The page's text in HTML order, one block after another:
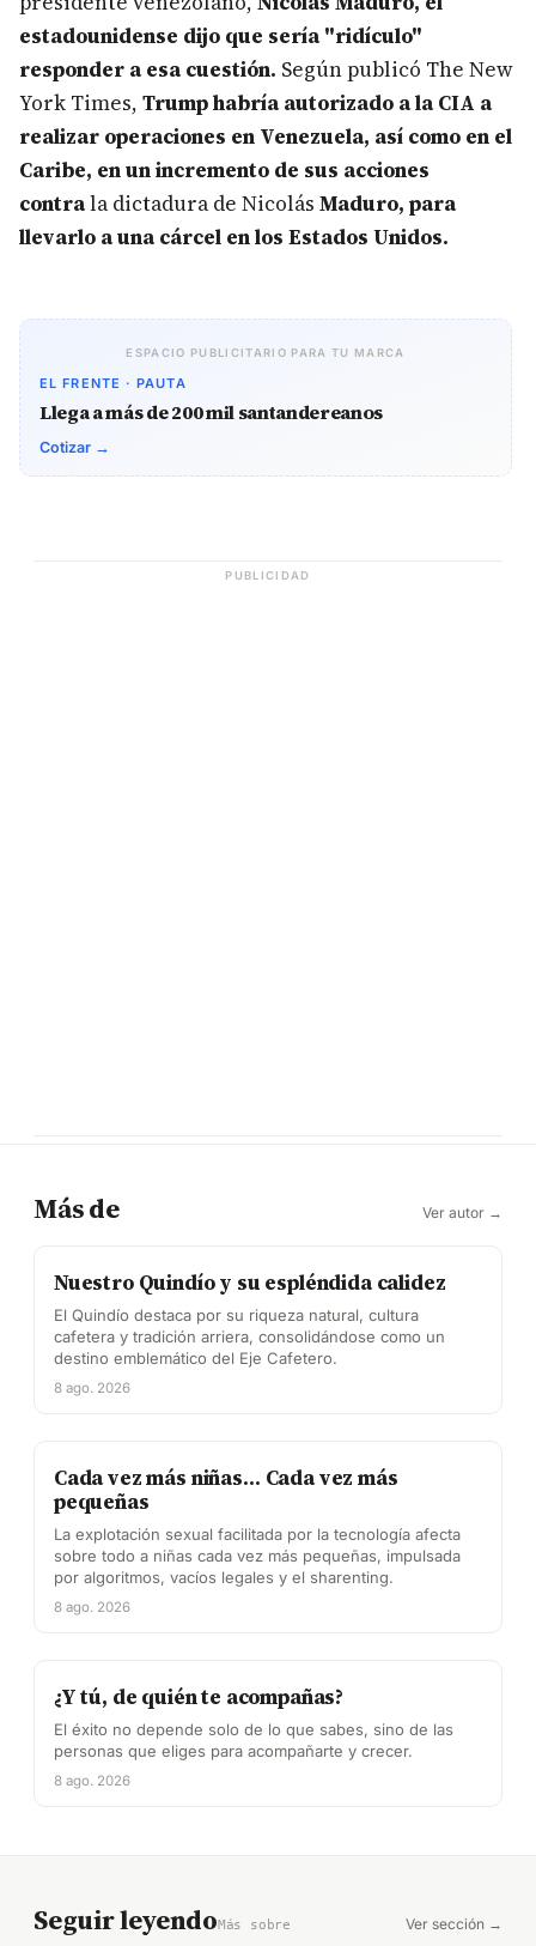
estadounidense dijo que sería "ridículo"
responder a esa cuestión. Según publicó The New
York Times, Trump habría autorizado a la CIA a
realizar operaciones en Venezuela, así como en el
Caribe, en un incremento de sus acciones
contrala dictadura de Nicolás Maduro, para
llevarlo a una cárcel en los Estados Unidos.
ESPACIO PUBLICITARIO PARA TU MARCA
EL FRENTE · PAUTA
Llega a más de 200 mil santandereanos
Cotizar →
PUBLICIDAD
Más de Ver autor →
Nuestro Quindío y su espléndida calidez
El Quindío destaca por su riqueza natural, cultura
cafetera y tradición arriera, consolidándose como un
destino emblemático del Eje Cafetero.
8 ago. 2026
Cada vez más niñas… Cada vez más
pequeñas
La explotación sexual facilitada por la tecnología afecta
sobre todo a niñas cada vez más pequeñas, impulsada
por algoritmos, vacíos legales y el sharenting.
8 ago. 2026
¿Y tú, de quién te acompañas?
El éxito no depende solo de lo que sabes, sino de las
personas que eliges para acompañarte y crecer.
8 ago. 2026
Seguir leyendoMás sobre Ver sección →